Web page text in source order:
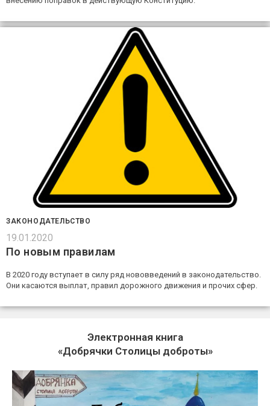
ЗАКОНОДАТЕЛЬСТВО
19.01.2020
По новым правилам
В 2020 году вступает в силу ряд нововведений в законодательство.
Они касаются выплат, правил дорожного движения и прочих сфер.
Электронная книга
«Добрячки Столицы доброты»